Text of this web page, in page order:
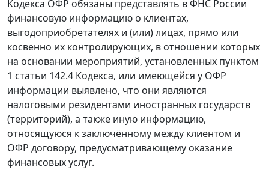
Кодекса ОФР обязаны представлять в ФНС России
финансовую информацию о клиентах,
выгодоприобретателях и (или) лицах, прямо или
косвенно их контролирующих, в отношении которых
на основании мероприятий, установленных пунктом
1 статьи 142.4 Кодекса, или имеющейся у ОФР
информации выявлено, что они являются
налоговыми резидентами иностранных государств
(территорий), а также иную информацию,
относящуюся к заключённому между клиентом и
ОФР договору, предусматривающему оказание
финансовых услуг.